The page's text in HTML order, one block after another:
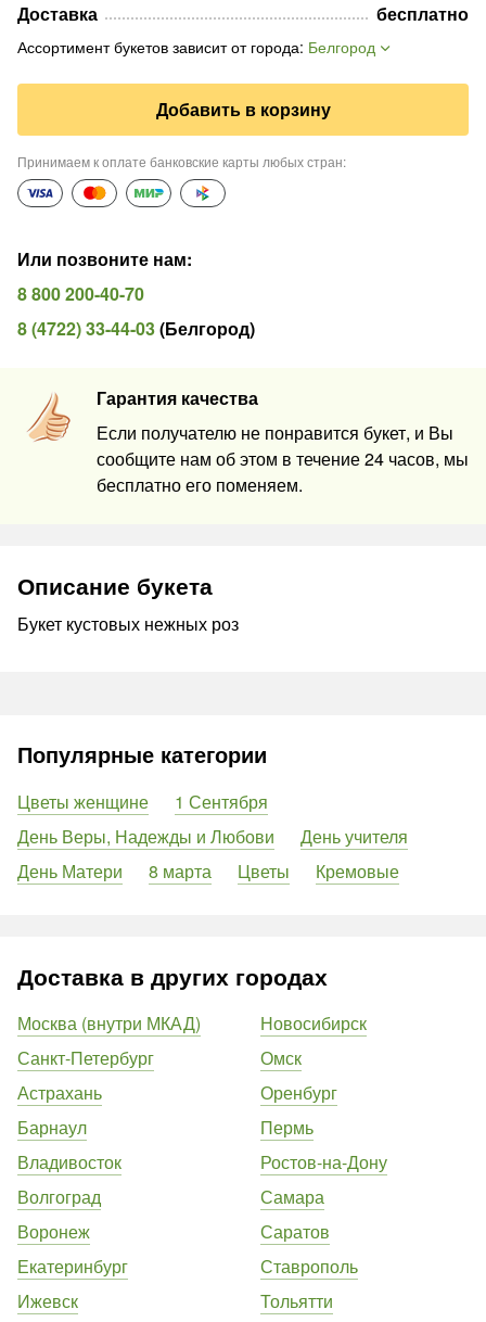
Доставка бесплатно
Ассортимент букетов зависит от города: Белгород
Добавить в корзину
Принимаем к оплате банковские карты любых стран:
Или позвоните нам:
8 800 200-40-70
8 (4722) 33-44-03(Белгород)
Гарантия качества
Если получателю не понравится букет, и Вы
сообщите нам об этом в течение 24 часов, мы
бесплатно его поменяем.
Описание букета
Букет кустовых нежных роз
Популярные категории
Цветы женщине
1 Сентября
День Веры, Надежды и Любови
День учителя
День Матери
8 марта Цветы Кремовые
Доставка в других городах
Москва (внутри МКАД)
Санкт-Петербург
Астрахань
Барнаул
Владивосток
Волгоград
Воронеж
Екатеринбург
Ижевск
Новосибирск
Омск
Оренбург
Пермь
Ростов-на-Дону
Самара
Саратов
Ставрополь
Тольятти